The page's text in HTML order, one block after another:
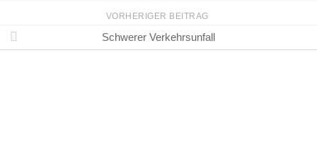
VORHERIGER BEITRAG
Schwerer Verkehrsunfall